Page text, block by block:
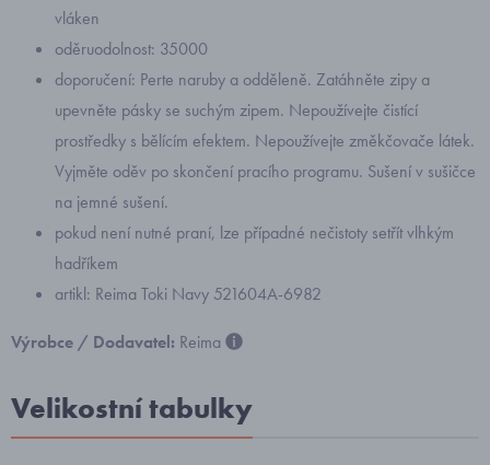
vláken
oděruodolnost: 35000
doporučení: Perte naruby a odděleně. Zatáhněte zipy a
upevněte pásky se suchým zipem. Nepoužívejte čistící
prostředky s bělícím efektem. Nepoužívejte změkčovače látek.
Vyjměte oděv po skončení pracího programu. Sušení v sušičce
na jemné sušení.
pokud není nutné praní, lze případné nečistoty setřít vlhkým
hadříkem
artikl: Reima Toki Navy 521604A-6982
Výrobce / Dodavatel: Reima
Velikostní tabulky